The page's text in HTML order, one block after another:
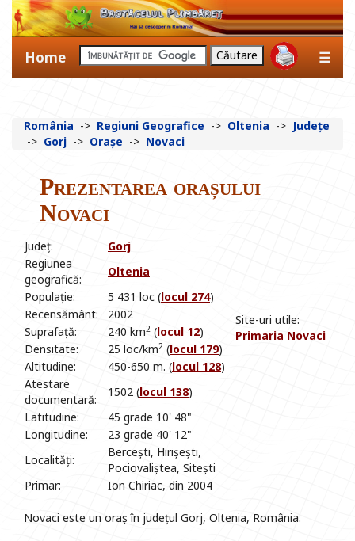
Home ☰
România -> Regiuni Geografice -> Oltenia -> Județe
-> Gorj -> Orașe -> Novaci
Prezentarea orașului
Novaci
Județ: Gorj
Site-uri utile:
Primaria Novaci
Regiunea
geografică:
Oltenia
Populație:
5 431 loc (locul 274)
Recensământ:
2002
Suprafață:
240 km2 (locul 12)
Densitate:
25 loc/km2 (locul 179)
Altitudine:
450-650 m. (locul 128)
Atestare
documentară:
1502 (locul 138)
Latitudine:
45 grade 10' 48"
Longitudine:
23 grade 40' 12"
Localități:
Bercești, Hirișești,
Pociovaliștea, Sitești
Primar:
Ion Chiriac, din 2004
Novaci este un oraș în județul Gorj, Oltenia, România.